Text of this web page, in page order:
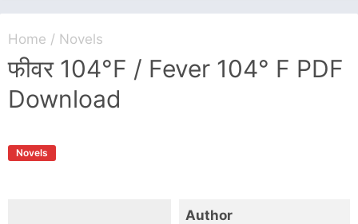
Home / Novels
फीवर 104°F / Fever 104° F PDF
Download
Novels
Author